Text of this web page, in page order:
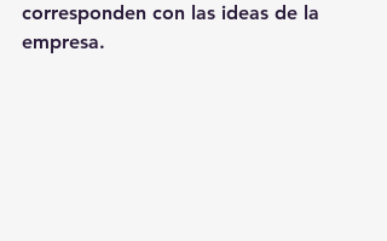
corresponden con las ideas de la
empresa.